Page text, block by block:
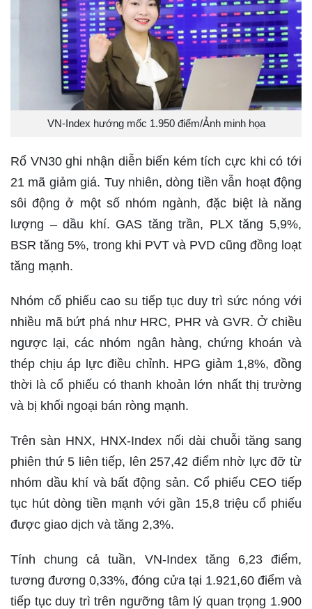
VN-Index hướng mốc 1.950 điểm/Ảnh minh họa
Rổ VN30 ghi nhận diễn biến kém tích cực khi có tới
21 mã giảm giá. Tuy nhiên, dòng tiền vẫn hoạt động
sôi động ở một số nhóm ngành, đặc biệt là năng
lượng – dầu khí. GAS tăng trần, PLX tăng 5,9%,
BSR tăng 5%, trong khi PVT và PVD cũng đồng loạt
tăng mạnh.
Nhóm cổ phiếu cao su tiếp tục duy trì sức nóng với
nhiều mã bứt phá như HRC, PHR và GVR. Ở chiều
ngược lại, các nhóm ngân hàng, chứng khoán và
thép chịu áp lực điều chỉnh. HPG giảm 1,8%, đồng
thời là cổ phiếu có thanh khoản lớn nhất thị trường
và bị khối ngoại bán ròng mạnh.
Trên sàn HNX, HNX-Index nối dài chuỗi tăng sang
phiên thứ 5 liên tiếp, lên 257,42 điểm nhờ lực đỡ từ
nhóm dầu khí và bất động sản. Cổ phiếu CEO tiếp
tục hút dòng tiền mạnh với gần 15,8 triệu cổ phiếu
được giao dịch và tăng 2,3%.
Tính chung cả tuần, VN-Index tăng 6,23 điểm,
tương đương 0,33%, đóng cửa tại 1.921,60 điểm và
tiếp tục duy trì trên ngưỡng tâm lý quan trọng 1.900